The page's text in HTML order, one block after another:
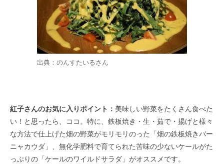
出典： のんすたいるさん
紅子さんのお気に入りポイント： 美味しい野菜をたくさん食べた
い！と思ったら、ココ。特に、鉄板焼き・生・茹で・揚げと様々
な方法で仕上げた畑の野菜がモリモリのった「畑の鉄板焼きバー
ニャカウダ」、無化学肥料で育てられた苦味の少ないケールがた
っぷりの「ケールのワイルドサラダ」がオススメです。